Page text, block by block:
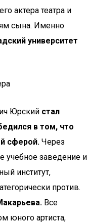
актера театра и
сына. Именно
университет
Юрский стал
в том, что
сферой. Через
учебное заведение и
институт,
против.
Все
юного артиста,